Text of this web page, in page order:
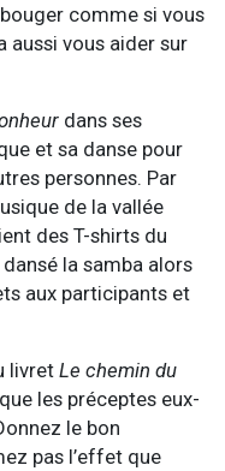
comme si vous
aussi vous aider sur
dans ses
et sa danse pour
personnes. Par
de la vallée
des T-shirts du
la samba alors
aux participants et
livret Le chemin du
les préceptes eux-
le bon
pas l’effet que